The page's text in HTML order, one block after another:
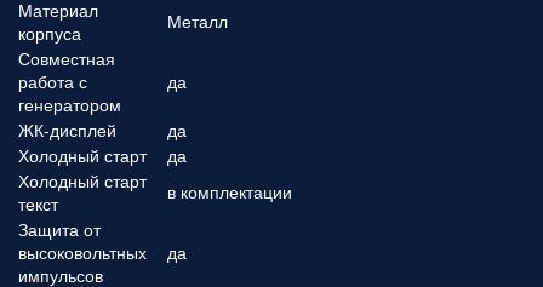
Материал
корпуса
Металл
Совместная
работа с
генератором
да
ЖК-дисплей
да
Холодный старт
да
Холодный старт
текст
в комплектации
Защита от
высоковольтных
импульсов
да